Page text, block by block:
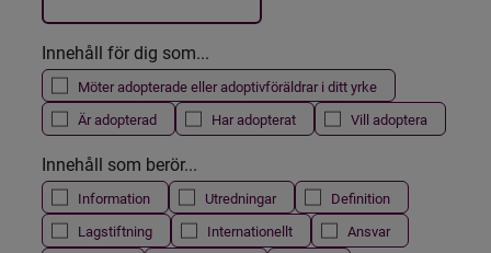
Innehåll för dig som...
Möter adopterade eller adoptivföräldrar i ditt yrke
Är adopterad
Har adopterat Vill adoptera
Innehåll som berör...
Information Utredningar
Definition
Lagstiftning
Internationellt
Ansvar